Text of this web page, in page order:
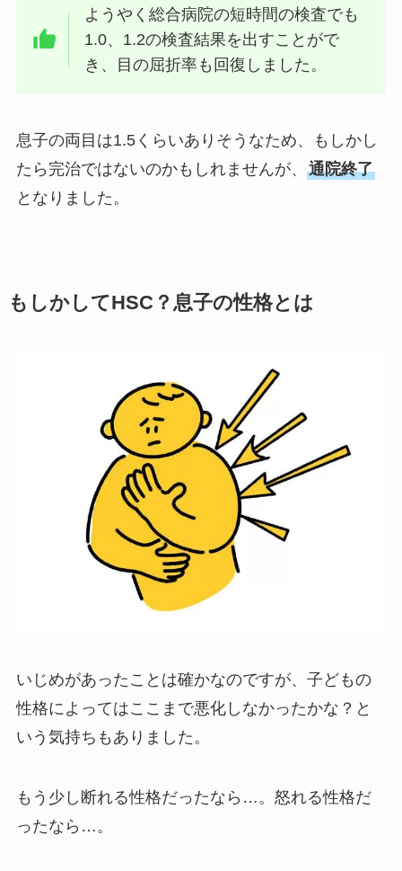
ようやく総合病院の短時間の検査でも
1.0、1.2の検査結果を出すことがで
き、目の屈折率も回復しました。
息子の両目は1.5くらいありそうなため、もしかし
たら完治ではないのかもしれませんが、 通院終了
となりました。
もしかしてHSC？息子の性格とは
いじめがあったことは確かなのですが、子どもの
性格によってはここまで悪化しなかったかな？と
いう気持ちもありました。
もう少し断れる性格だったなら…。怒れる性格だ
ったなら…。